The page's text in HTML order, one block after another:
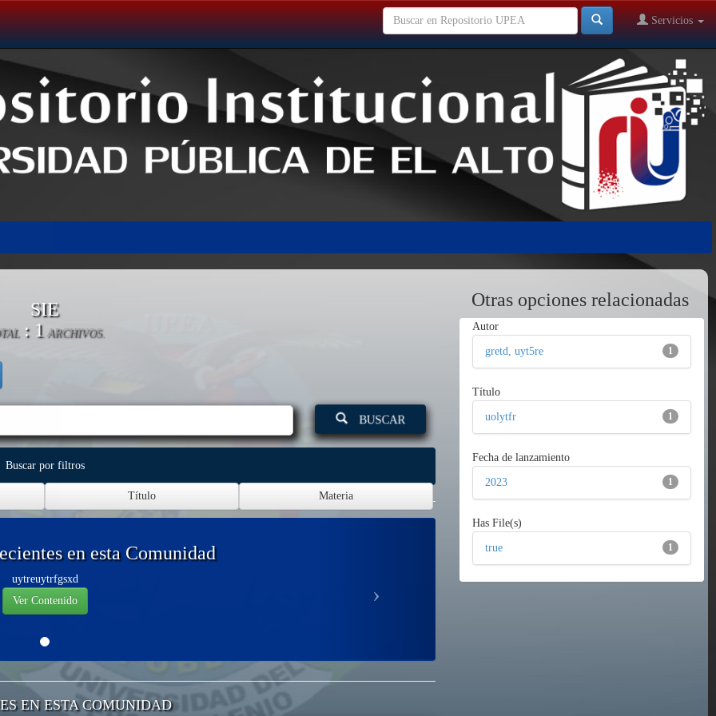
Servicios
SIE
: 1 ARCHIVOS.
BUSCAR
Buscar por filtros
en esta Comunidad
uytreuytrfgsxd
Ver Contenido
EN ESTA COMUNIDAD
Otras opciones relacionadas
Autor
1
gretd, uyt5re
Título
1
uolytfr
Fecha de lanzamiento
1
2023
Has File(s)
1
true